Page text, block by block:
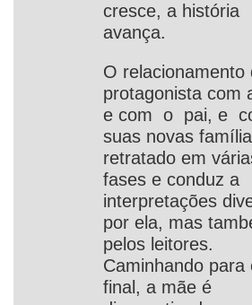
cresce, a história
avança.
O relacionamento
protagonista com
e com o pai, e
suas novas
retratado em
fases e conduz a
interpretações
por ela, mas
pelos leitores.
Caminhando para
final, a mãe é